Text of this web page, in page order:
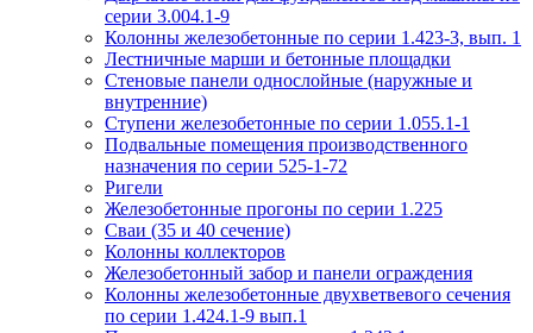
серии 3.004.1-9
Колонны железобетонные по серии 1.423-3, вып. 1
Лестничные марши и бетонные площадки
Стеновые панели однослойные (наружные и
внутренние)
Ступени железобетонные по серии 1.055.1-1
Подвальные помещения производственного
назначения по серии 525-1-72
Ригели
Железобетонные прогоны по серии 1.225
Сваи (35 и 40 сечение)
Колонны коллекторов
Железобетонный забор и панели ограждения
Колонны железобетонные двухветвевого сечения
по серии 1.424.1-9 вып.1